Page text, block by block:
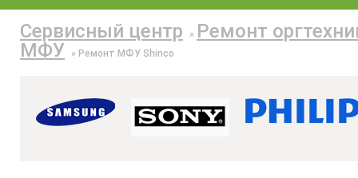
Сервисный центр » Ремонт
МФУ
» Ремонт МФУ Shinco